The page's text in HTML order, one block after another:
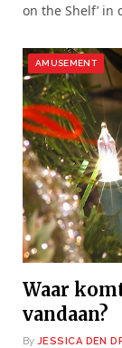
on the Shelf’ in
AMUSEMENT
Waar
vandaan?
By JESSICA DEN